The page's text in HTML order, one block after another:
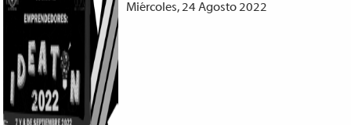
Miércoles, 24 Agosto 2022